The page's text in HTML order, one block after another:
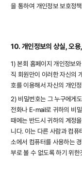
을 통하여 개인정보 보호정
10. 개인정보의 상실, 오
1) 본회 홈페이지 개인정보
직 회원만이 이러한 자신의
호를 이용해서 자신의 개인
2) 비밀번호는 그 누구에게
전화나 E-mail로 귀하의 비
때에는 반드시 귀하의 계정
니다. 이는 다른 사람과 컴
소에서 컴퓨터를 사용하는
부로 볼 수 없도록 하기 위한